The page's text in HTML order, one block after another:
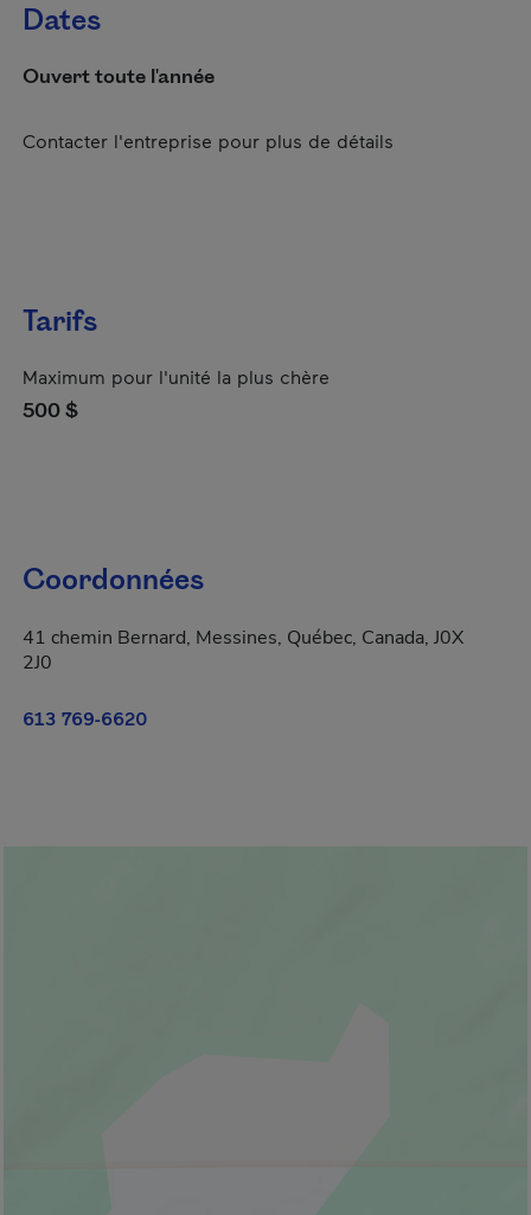
Dates
Ouvert toute l'année
Contacter l'entreprise pour plus de détails
Tarifs
Maximum pour l'unité la plus chère
500 $
Coordonnées
41 chemin Bernard, Messines, Québec, Canada, J0X
2J0
613 769-6620